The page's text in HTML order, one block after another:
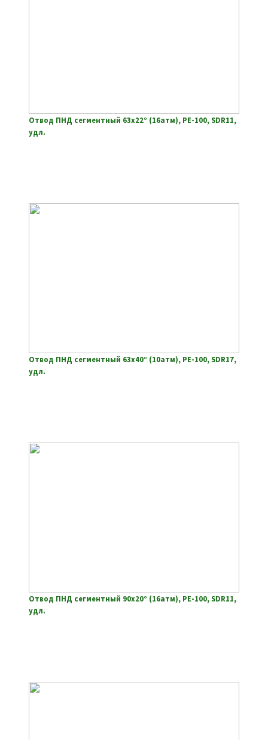
Отвод ПНД сегментный 63х22° (16атм), РЕ-100, SDR11,
удл.
Отвод ПНД сегментный 63х40° (10атм), РЕ-100, SDR17,
удл.
Отвод ПНД сегментный 90х20° (16атм), РЕ-100, SDR11,
удл.